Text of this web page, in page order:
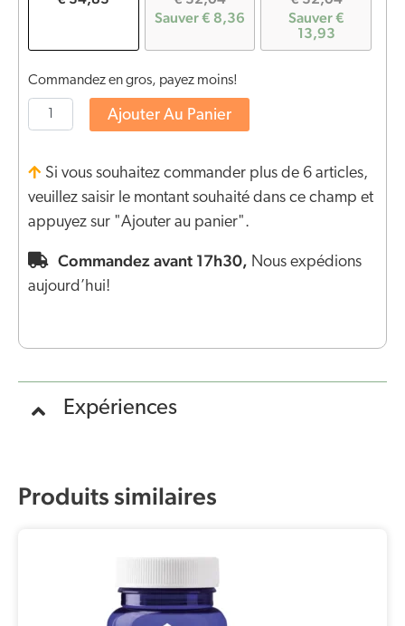
Sauver € 8,36
Sauver €
13,93
Commandez en gros, payez moins!
Ajouter Au Panier
Si vous souhaitez commander plus de 6 articles,
veuillez saisir le montant souhaité dans ce champ et
appuyez sur "Ajouter au panier".
Commandez avant 17h30, Nous expédions
aujourd’hui!
Expériences
Produits similaires